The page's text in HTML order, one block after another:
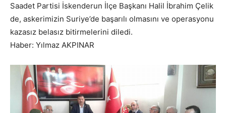
Saadet Partisi İskenderun İlçe Başkanı Halil İbrahim Çelik
de, askerimizin Suriye’de başarılı olmasını ve operasyonu
kazasız belasız bitirmelerini diledi.
Haber: Yılmaz AKPINAR